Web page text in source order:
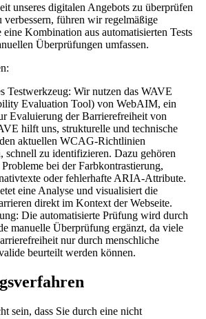
unseres digitalen Angebots zu überprüfen
führen wir regelmäßige
Kombination aus automatisierten Tests
Überprüfungen umfassen.
Testwerkzeug: Wir nutzen das WAVE
Evaluation Tool) von WebAIM, ein
Evaluierung der Barrierefreiheit von
hilft uns, strukturelle und technische
aktuellen WCAG-Richtlinien
schnell zu identifizieren. Dazu gehören
bei der Farbkontrastierung,
oder fehlerhafte ARIA-Attribute.
eine Analyse und visualisiert die
direkt im Kontext der Webseite.
Die automatisierte Prüfung wird durch
manuelle Überprüfung ergänzt, da viele
nur durch menschliche
beurteilt werden können.
sein, dass Sie durch eine nicht